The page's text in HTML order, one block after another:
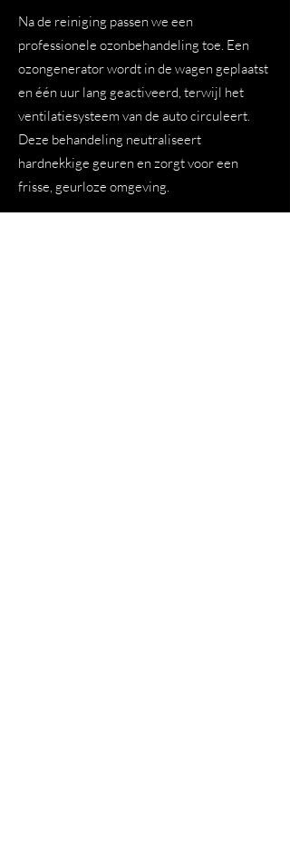
Na de reiniging passen we een
professionele ozonbehandeling toe. Een
ozongenerator wordt in de wagen geplaatst
en één uur lang geactiveerd, terwijl het
ventilatiesysteem van de auto circuleert.
Deze behandeling neutraliseert
hardnekkige geuren en zorgt voor een
frisse, geurloze omgeving.